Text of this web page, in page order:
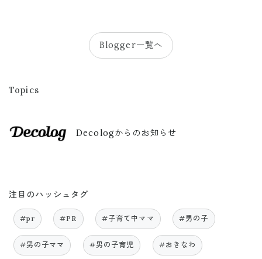
Blogger一覧へ
Topics
Decologからのお知らせ
注目のハッシュタグ
#pr #PR #子育て中ママ #男の子
#男の子ママ #男の子育児 #おきなわ